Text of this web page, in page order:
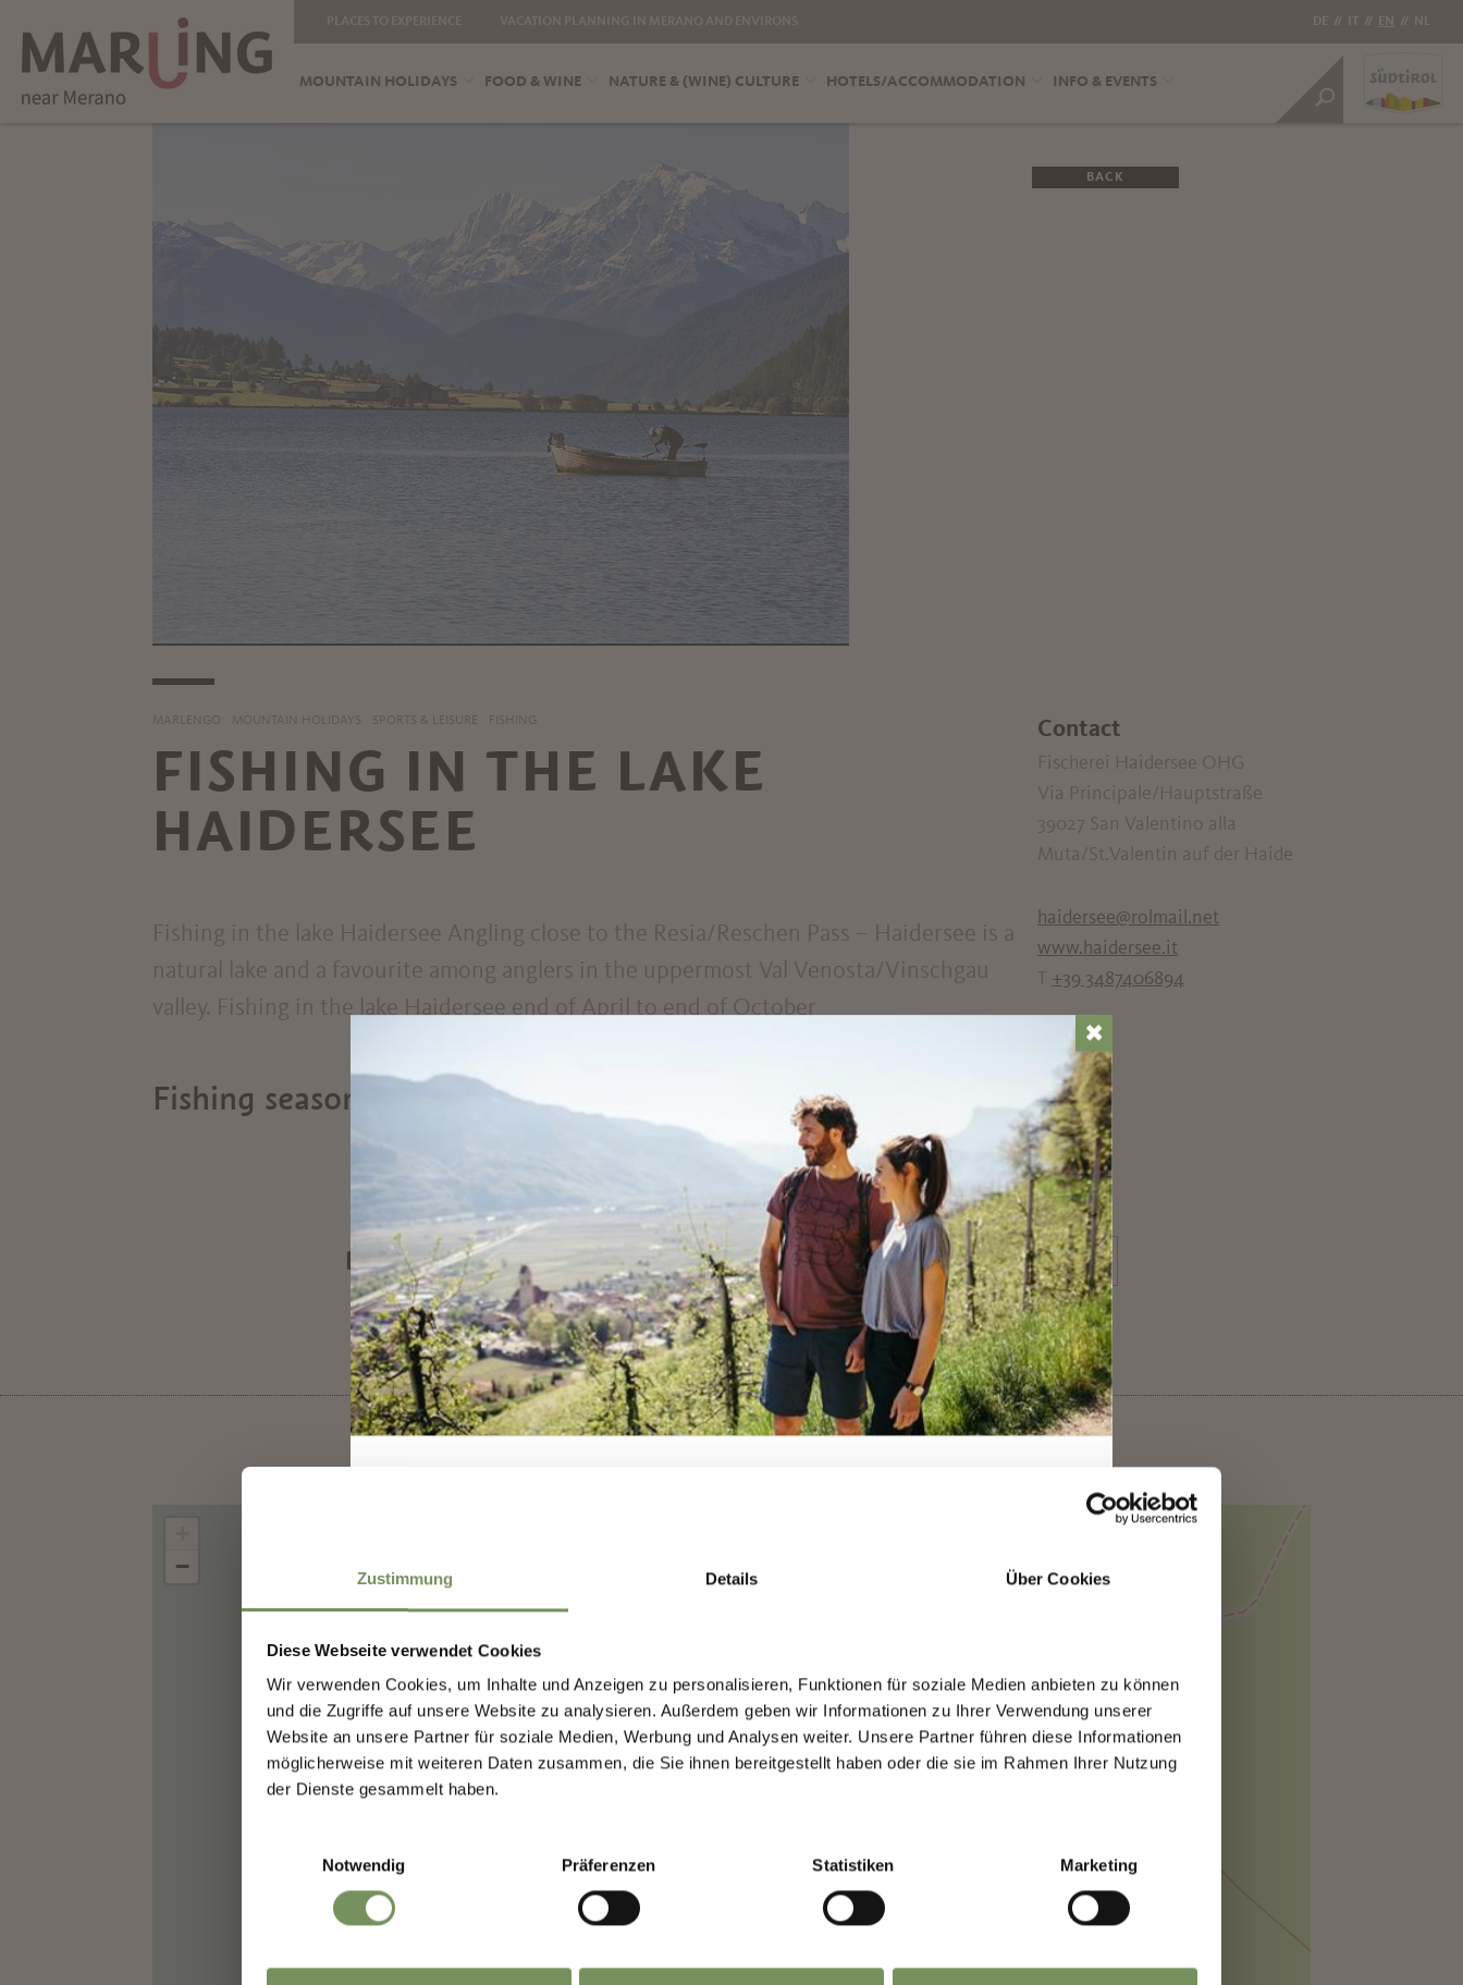
Zustimmung Details Über Cookies
Diese Webseite verwendet Cookies
Wir verwenden Cookies, um Inhalte und Anzeigen zu personalisieren, Funktionen für soziale Medien anbieten zu können
und die Zugriffe auf unsere Website zu analysieren. Außerdem geben wir Informationen zu Ihrer Verwendung unserer
Website an unsere Partner für soziale Medien, Werbung und Analysen weiter. Unsere Partner führen diese Informationen
möglicherweise mit weiteren Daten zusammen, die Sie ihnen bereitgestellt haben oder die sie im Rahmen Ihrer Nutzung
der Dienste gesammelt haben.
Notwendig
Präferenzen Statistiken Marketing
DE // IT // EN // NL
MOUNTAIN HOLIDAYS FOOD & WINE NATURE & (WINE) CULTURE HOTELS/ACCOMMODATION INFO & EVENTS
BACK
MARLENGO MOUNTAIN HOLIDAYS SPORTS & LEISURE FISHING
FISHING IN THE LAKE
HAIDERSEE
Fishing in the lake Haidersee Angling close to the Resia/Reschen Pass – Haidersee is a
natural lake and a favourite among anglers in the uppermost Val Venosta/Vinschgau
valley. Fishing in the lake Haidersee end of April to end of October
Fishing season Haidersee:4/23/2026 - 10/31/2026
Contact
Fischerei Haidersee OHG
Via Principale/Hauptstraße
39027 San Valentino alla
Muta/St.Valentin auf der Haide
haidersee@rolmail.net
www.haidersee.it
T +39 3487406894
DID YOU FIND THIS CONTENT HELPFUL? YES NO
−
✖
NEWSLETTER-
MARLENGO
Sign up now & stay up to date!
We keep you up to date on all current events and